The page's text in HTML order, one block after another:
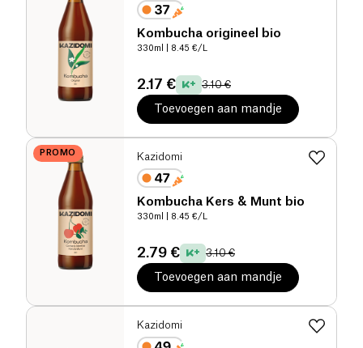
Kombucha origineel bio
330ml | 8.45 €/L
2.17 € 3.10 €
Toevoegen aan mandje
PROMO Kazidomi
Kombucha Kers & Munt bio
330ml | 8.45 €/L
2.79 € 3.10 €
Toevoegen aan mandje
Kazidomi